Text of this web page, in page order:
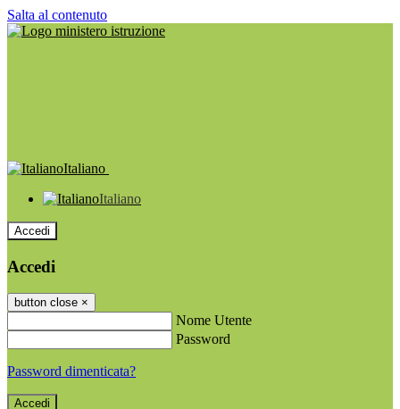
Salta al contenuto
Italiano
Italiano
Accedi
Accedi
button close ×
Nome Utente
Password
Password dimenticata?